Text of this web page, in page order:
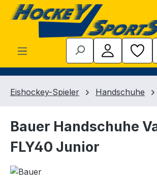
Zum Hauptinhalt springen
Eishockey-Spieler Handschuhe
Bauer Handschuhe
FLY40 Junior